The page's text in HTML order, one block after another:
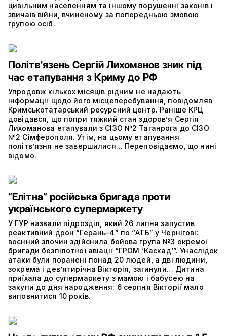
цивільним населенням та іншому порушенні законів і
звичаїв війни, вчиненому за попередньою змовою
групою осіб.
Політвʼязень Сергій Лихоманов зник під
час етапування з Криму до РФ
Упродовж кількох місяців рідним не надають
інформації щодо його місцеперебування, повідомляв
Кримськотатарський ресурсний центр. Раніше КРЦ
довідався, що попри тяжкий стан здоров’я Сергія
Лихоманова етапували з СІЗО №2 Таганрога до СІЗО
№2 Сімферополя. Утім, на цьому етапування
політвʼязня не завершилися… Переповідаємо, що нині
відомо.
“Елітна” російська бригада проти
українського супермаркету
У ГУР назвали підрозділ, який 26 липня запустив
реактивний дрон “Герань-4” по “АТБ” у Чернігові:
воєнний злочин здійснила бойова група №3 окремої
бригади безпілотної авіації “ГРОМ ‘Каскад’”. Унаслідок
атаки були поранені понад 20 людей, а дві людини,
зокрема і дев’ятирічна Вікторія, загинули… Дитина
приїхала до супермаркету з мамою і бабусею на
закупи до дня народження: 6 серпня Вікторії мало
виповнитися 10 років.